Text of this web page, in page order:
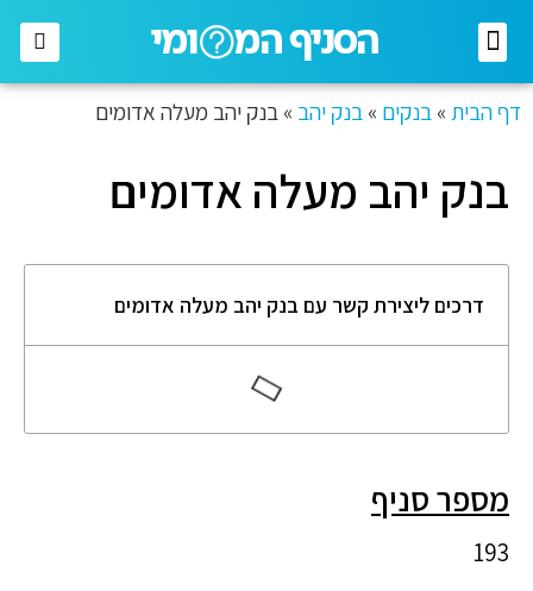
דף הבית » בנקים » בנק יהב » בנק יהב מעלה אדומים
בנק יהב מעלה אדומים
דרכים ליצירת קשר עם בנק יהב מעלה אדומים
מספר סניף
193